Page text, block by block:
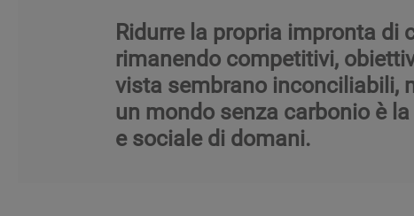
Ridurre la propria impronta di
rimanendo competitivi,
vista sembrano inconciliabili,
un mondo senza carbonio è
e sociale di domani.